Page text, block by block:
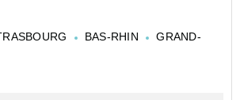
STUDIO DE 19 M² À
STUDÉA WINSTON 2 - NEXITY
BAS-RHIN
GRAND-